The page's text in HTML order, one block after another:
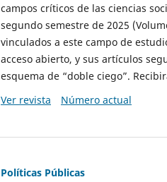
campos críticos de las ciencias
segundo semestre de 2025
vinculados a este campo de
acceso abierto, y sus artículos
esquema de “doble ciego”.
Ver revista
Número actual
Políticas Públicas